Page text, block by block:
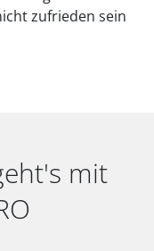
zufrieden sein
mit